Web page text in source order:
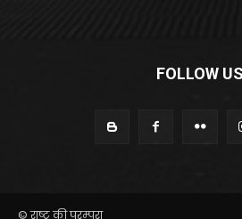
FOLLOW US
© राष्ट्र की परम्परा